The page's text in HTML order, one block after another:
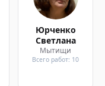
Юрченко
Светлана
Мытищи
Всего работ: 10